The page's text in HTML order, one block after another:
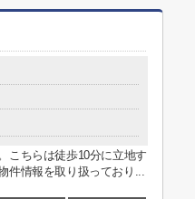
こちらは徒歩10分に立地す
件情報を取り扱っており...